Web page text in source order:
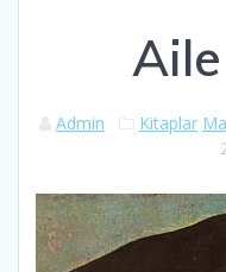
Aile
Admin Kitaplar